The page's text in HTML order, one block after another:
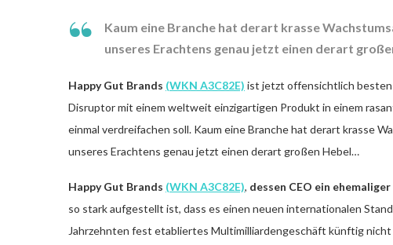
Kaum eine Branche hat derart krasse
unseres Erachtens genau jetzt einen derart
Happy Gut Brands (WKN A3C82E) ist jetzt offensichtlich
Disruptor mit einem weltweit einzigartigen Produkt in einem
einmal verdreifachen soll. Kaum eine Branche hat derart krasse
unseres Erachtens genau jetzt einen derart großen Hebel…
Happy Gut Brands (WKN A3C82E), dessen CEO ein
so stark aufgestellt ist, dass es einen neuen internationalen
Jahrzehnten fest etabliertes Multimilliardengeschäft künftig